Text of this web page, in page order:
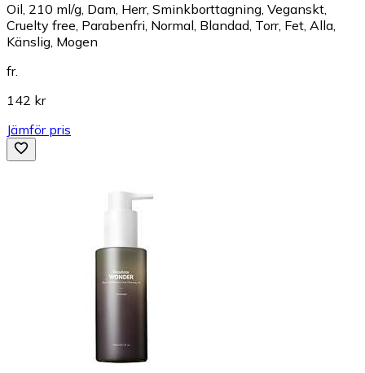
Oil, 210 ml/g, Dam, Herr, Sminkborttagning, Veganskt,
Cruelty free, Parabenfri, Normal, Blandad, Torr, Fet, Alla,
Känslig, Mogen
fr.
142 kr
Jämför pris